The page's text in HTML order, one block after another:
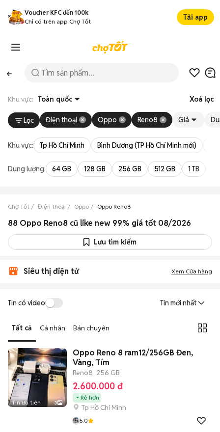
Voucher KFC đến 100k
Chỉ có trên app Chợ Tốt
Tải app
Khu vực: Toàn quốc Xoá lọc
Lọc Điện thoại Oppo Reno8 Giá
Khu vực: Tp Hồ Chí Minh Bình Dương (TP Hồ Chí Minh mới)
Dung lượng: 64 GB 128 GB 256 GB 512 GB 1 TB
Chợ Tốt Điện thoại Oppo Oppo Reno8
88 Oppo Reno8 cũ like new 99% giá tốt 08/2026
Lưu tìm kiếm
Siêu thị điện tử Xem Cửa hàng
Tin có video Tin mới nhất
Tất cả Cá nhân Bán chuyên
Tin ưu tiên 3
Oppo Reno 8 ram12/256GB Đen,
Vàng, Tím
Reno8 256 GB
2.600.000 đ
Rẻ hơn
Tp Hồ Chí Minh
5.0